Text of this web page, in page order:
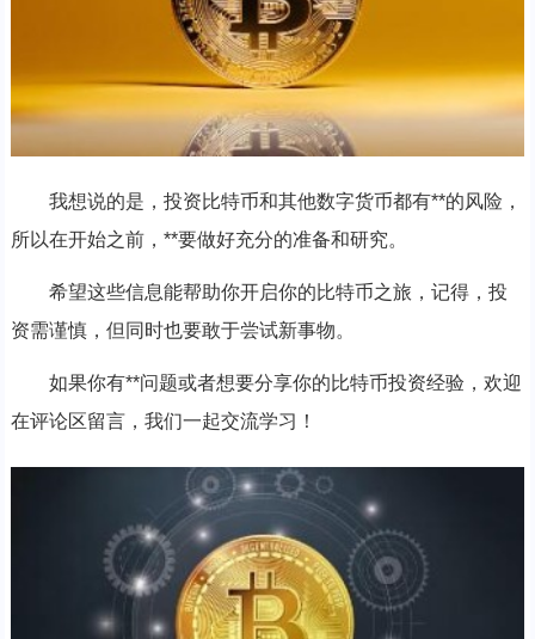
我想说的是，投资比特币和其他数字货币都有**的风险，
所以在开始之前，**要做好充分的准备和研究。
希望这些信息能帮助你开启你的比特币之旅，记得，投
资需谨慎，但同时也要敢于尝试新事物。
如果你有**问题或者想要分享你的比特币投资经验，欢迎
在评论区留言，我们一起交流学习！